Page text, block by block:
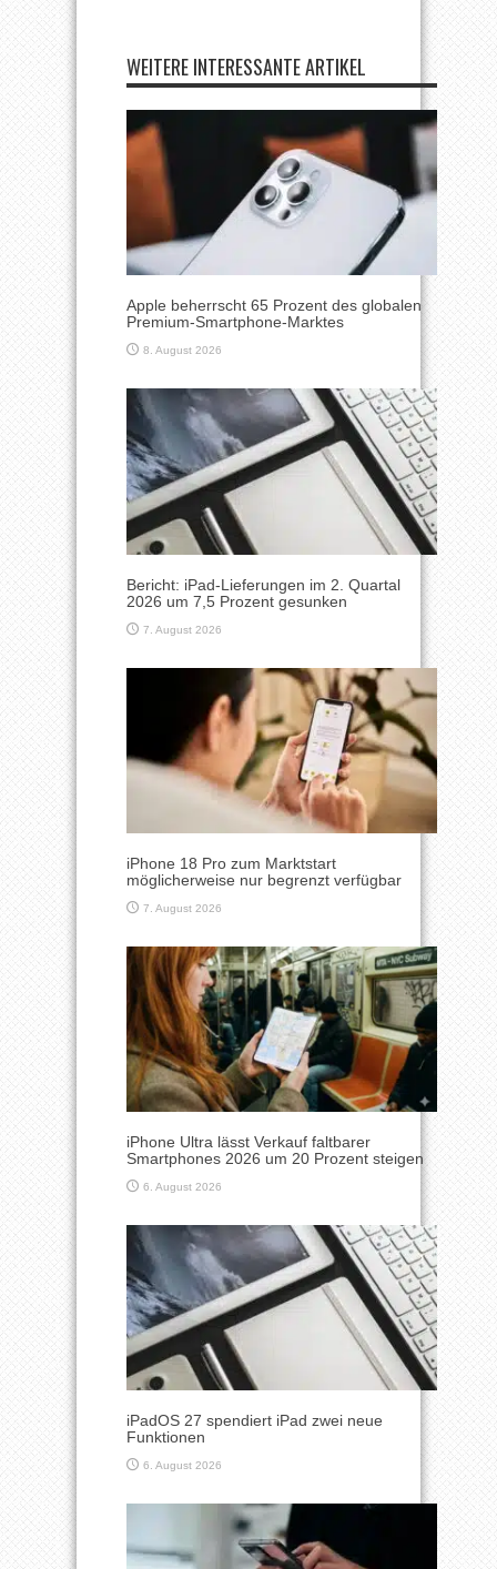
WEITERE INTERESSANTE ARTIKEL
Apple beherrscht 65 Prozent des globalen
Premium-Smartphone-Marktes
8. August 2026
Bericht: iPad-Lieferungen im 2. Quartal
2026 um 7,5 Prozent gesunken
7. August 2026
iPhone 18 Pro zum Marktstart
möglicherweise nur begrenzt verfügbar
7. August 2026
iPhone Ultra lässt Verkauf faltbarer
Smartphones 2026 um 20 Prozent steigen
6. August 2026
iPadOS 27 spendiert iPad zwei neue
Funktionen
6. August 2026